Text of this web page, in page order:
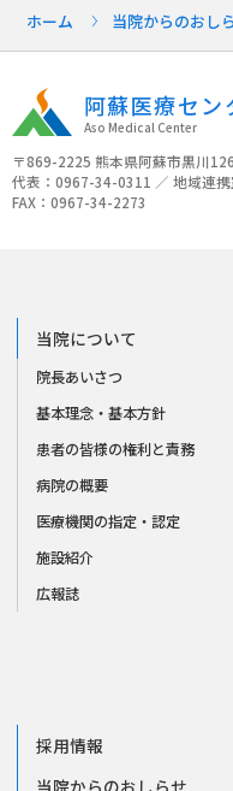
ホーム 当院からのおし
阿蘇医療セン
Aso Medical Center
〒869-2225 熊本県阿蘇市黒川
代表：0967-34-0311 ／ 地域連
FAX：0967-34-2273
当院について
院長あいさつ
基本理念・基本方針
患者の皆様の権利と責務
病院の概要
医療機関の指定・認定
施設紹介
広報誌
採用情報